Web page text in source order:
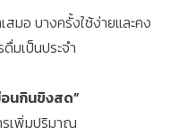
มอ บางครั้งใช้ง่ายและคง
มเป็นประจำ
นกินขิงสด”
รเพิ่มปริมาณ